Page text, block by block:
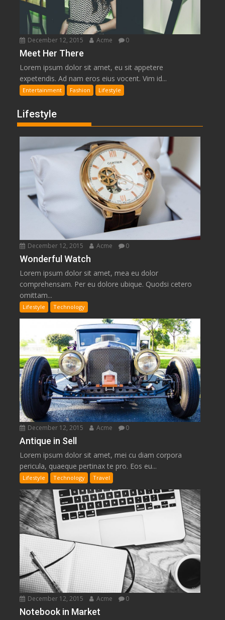
December 12, 2015 Acme 0
Meet Her There
Lorem ipsum dolor sit amet, eu sit appetere
expetendis. Ad nam eros eius vocent. Vim id...
Entertainment Fashion Lifestyle
Lifestyle
December 12, 2015 Acme 0
Wonderful Watch
Lorem ipsum dolor sit amet, mea eu dolor
comprehensam. Per eu dolore ubique. Quodsi cetero
omittam...
Lifestyle Technology
December 12, 2015 Acme 0
Antique in Sell
Lorem ipsum dolor sit amet, mei cu diam corpora
pericula, quaeque pertinax te pro. Eos eu...
Lifestyle Technology Travel
December 12, 2015 Acme 0
Notebook in Market